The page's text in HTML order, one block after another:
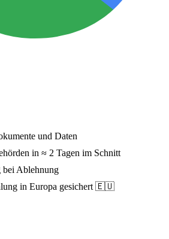
und Daten
in ≈ 2 Tagen im Schnitt
bei Ablehnung
in Europa gesichert 🇪🇺